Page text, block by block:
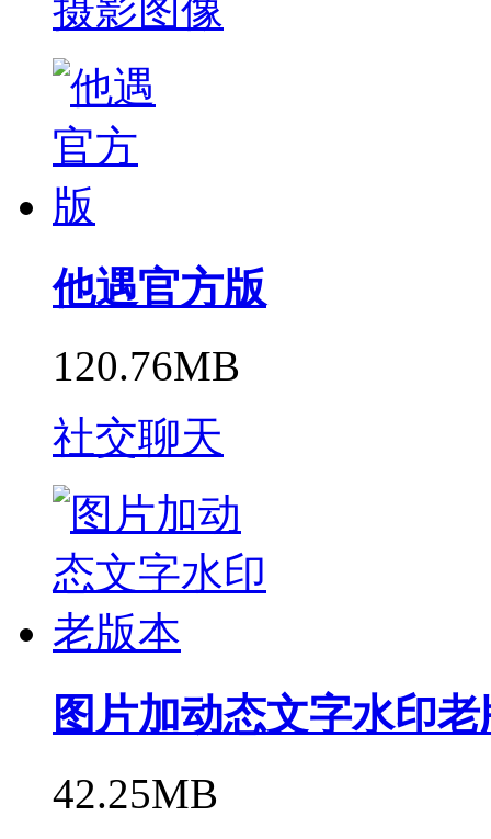
摄影图像
他遇官方版
120.76MB
社交聊天
图片加动态文字水印
42.25MB